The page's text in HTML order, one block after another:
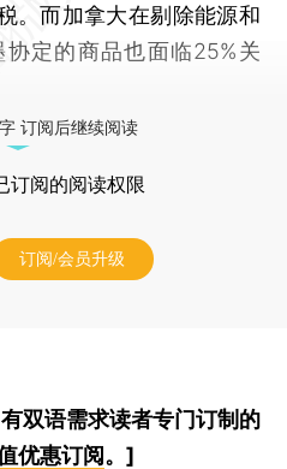
。而加拿大在剔除能源和
定的商品也面临25%关
订阅后继续阅读
订阅的阅读权限
订阅/会员升级
双语需求读者专门订制的
优惠订阅。]